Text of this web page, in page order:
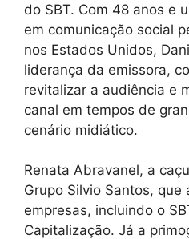
do SBT. Com 48 anos e
em comunicação social
nos Estados Unidos,
liderança da emissora,
revitalizar a audiência e
canal em tempos de
cenário midiático.
Renata Abravanel, a
Grupo Silvio Santos, que
empresas, incluindo o
Capitalização. Já a